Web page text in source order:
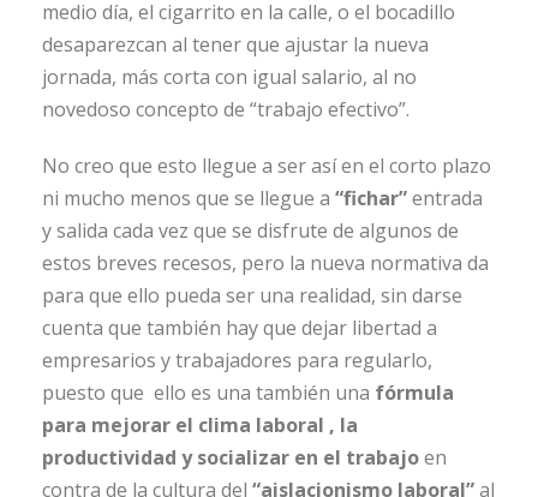
medio día, el cigarrito en la calle, o el bocadillo
desaparezcan al tener que ajustar la nueva
jornada, más corta con igual salario, al no
novedoso concepto de “trabajo efectivo”.
No creo que esto llegue a ser así en el corto plazo
ni mucho menos que se llegue a “fichar”entrada
y salida cada vez que se disfrute de algunos de
estos breves recesos, pero la nueva normativa da
para que ello pueda ser una realidad, sin darse
cuenta que también hay que dejar libertad a
empresarios y trabajadores para regularlo,
puesto que ello es una también una fórmula
para mejorar el clima laboral , la
productividad y socializar en el trabajoen
contra de la cultura del “aislacionismo laboral”al